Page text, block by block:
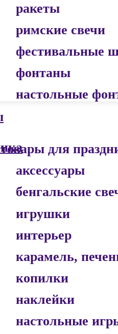
ракеты
римские свечи
фестивальные
фонтаны
настольные
товары для
аксессуары
бенгальские
игрушки
интерьер
карамель,
копилки
наклейки
настольные